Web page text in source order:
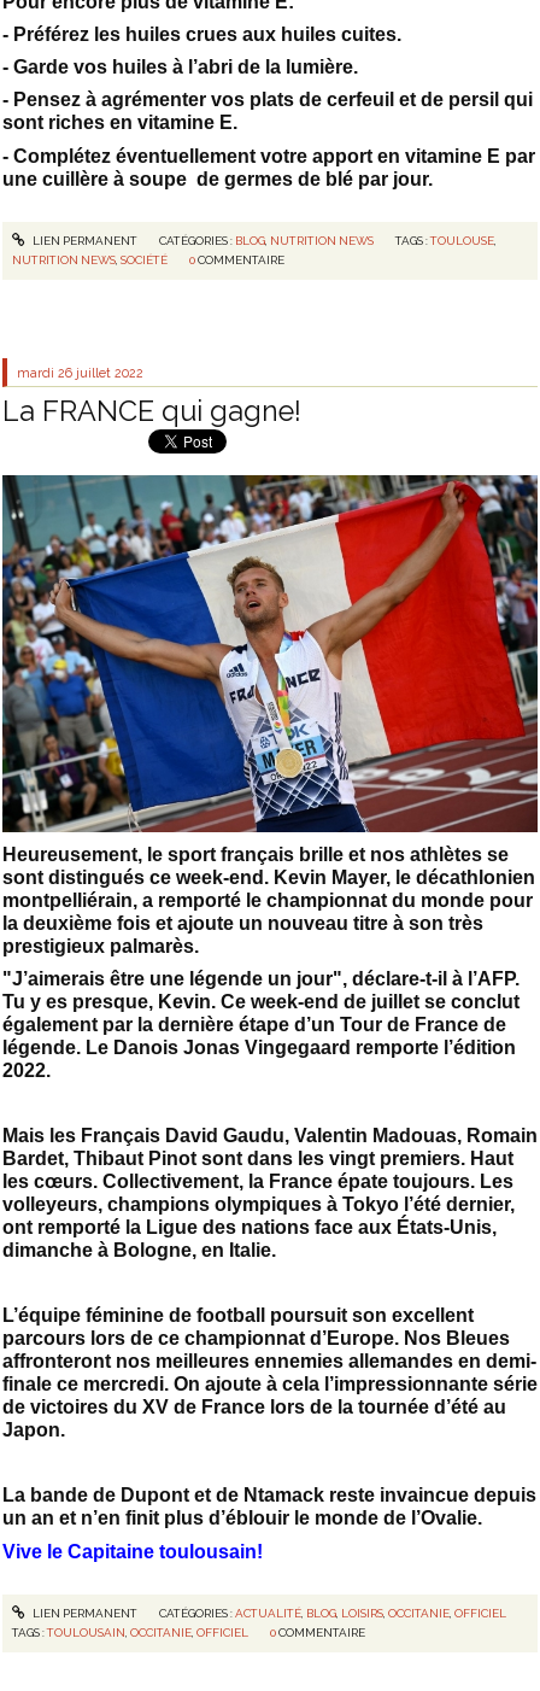
- Préférez les huiles crues aux huiles cuites.
- Garde vos huiles à l’abri de la lumière.
- Pensez à agrémenter vos plats de cerfeuil et de persil qui
sont riches en vitamine E.
- Complétez éventuellement votre apport en vitamine E par
une cuillère à soupe de germes de blé par jour.
LIEN PERMANENT CATÉGORIES : BLOG, NUTRITION NEWS TAGS :TOULOUSE
NUTRITION NEWS ,SOCIÉTÉ 0 COMMENTAIRE
mardi 26 juillet 2022
La FRANCE qui gagne!
Heureusement, le sport français brille et nos athlètes se
sont distingués ce week-end. Kevin Mayer, le décathlonien
montpelliérain, a remporté le championnat du monde pour
la deuxième fois et ajoute un nouveau titre à son très
prestigieux palmarès.
"J’aimerais être une légende un jour", déclare-t-il à l’AFP.
Tu y es presque, Kevin. Ce week-end de juillet se conclut
également par la dernière étape d’un Tour de France de
légende. Le Danois Jonas Vingegaard remporte l’édition
2022.
Mais les Français David Gaudu, Valentin Madouas, Romain
Bardet, Thibaut Pinot sont dans les vingt premiers. Haut
les cœurs. Collectivement, la France épate toujours. Les
volleyeurs, champions olympiques à Tokyo l’été dernier,
ont remporté la Ligue des nations face aux États-Unis,
dimanche à Bologne, en Italie.
L’équipe féminine de football poursuit son excellent
parcours lors de ce championnat d’Europe. Nos Bleues
affronteront nos meilleures ennemies allemandes en demi-
finale ce mercredi. On ajoute à cela l’impressionnante série
de victoires du XV de France lors de la tournée d’été au
Japon.
La bande de Dupont et de Ntamack reste invaincue depuis
un an et n’en finit plus d’éblouir le monde de l’Ovalie.
Vive le Capitaine toulousain!
LIEN PERMANENT CATÉGORIES :ACTUALITÉ, BLOG, LOISIRS, OCCITANIE, OFFICIEL
TAGS :TOULOUSAIN ,OCCITANIE ,OFFICIEL 0 COMMENTAIRE